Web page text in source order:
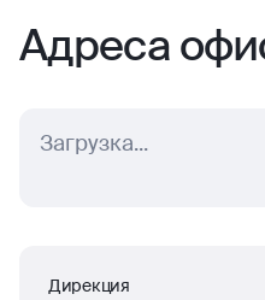
Адреса
Загрузка...
Дирекция